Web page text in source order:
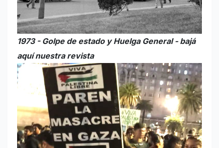
1973 - Golpe de estado y Huelga General - bajá
aquí nuestra revista